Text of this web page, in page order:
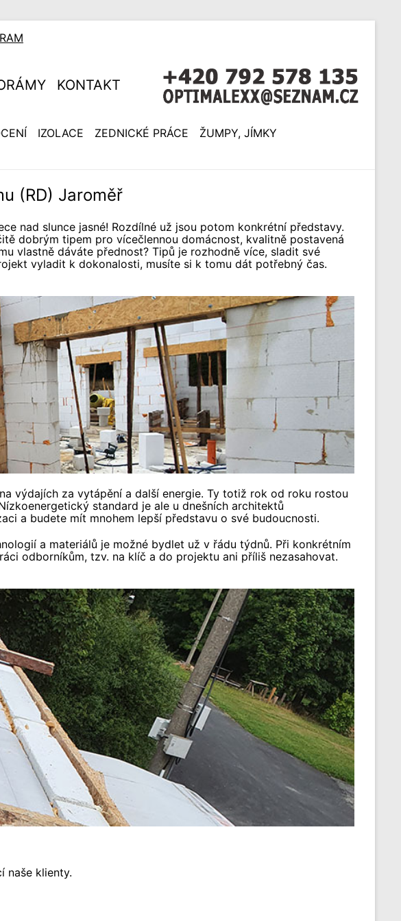
KONTAKT
IZOLACE ZEDNICKÉ PRÁCE
ŽUMPY, JÍMKY
(RD) Jaroměř
nad slunce jasné! Rozdílné už jsou potom konkrétní představy.
dobrým tipem pro vícečlennou domácnost, kvalitně postavená
vlastně dáváte přednost? Tipů je rozhodně více, sladit své
vyladit k dokonalosti, musíte si k tomu dát potřebný čas.
výdajích za vytápění a další energie. Ty totiž rok od roku rostou
standard je ale u dnešních architektů
a budete mít mnohem lepší představu o své budoucnosti.
a materiálů je možné bydlet už v řádu týdnů. Při konkrétním
odborníkům, tzv. na klíč a do projektu ani příliš nezasahovat.
naše klienty.